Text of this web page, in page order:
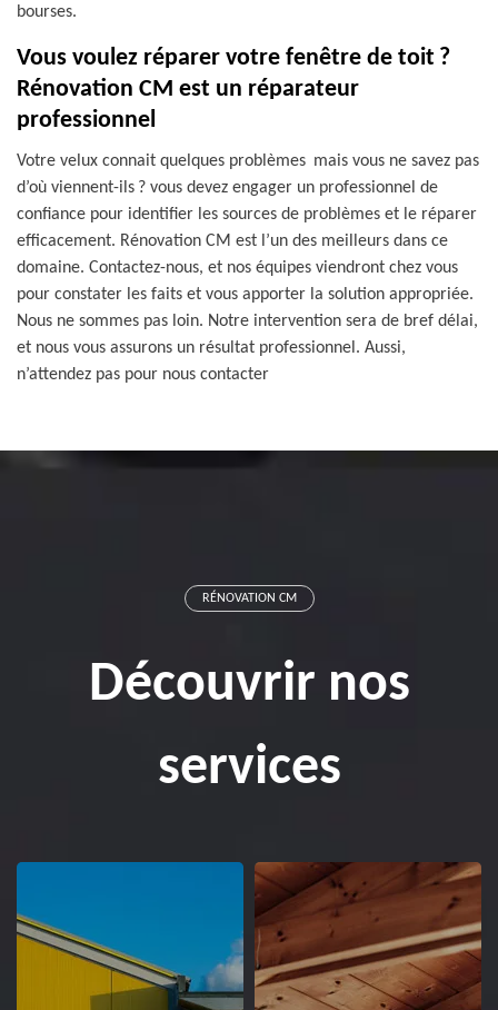
bourses.
Vous voulez réparer votre fenêtre de toit ?
Rénovation CM est un réparateur
professionnel
Votre velux connait quelques problèmes mais vous ne savez pas
d’où viennent-ils ? vous devez engager un professionnel de
confiance pour identifier les sources de problèmes et le réparer
efficacement. Rénovation CM est l’un des meilleurs dans ce
domaine. Contactez-nous, et nos équipes viendront chez vous
pour constater les faits et vous apporter la solution appropriée.
Nous ne sommes pas loin. Notre intervention sera de bref délai,
et nous vous assurons un résultat professionnel. Aussi,
n’attendez pas pour nous contacter
RÉNOVATION CM
Découvrir nos
services